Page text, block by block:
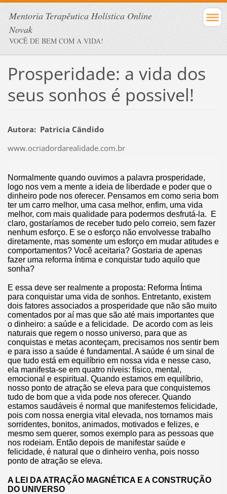
Mentoria Terapêutica Holística Online
Novak
VOCÊ DE BEM COM A VIDA!
Prosperidade: a vida dos
seus sonhos é possivel!
Autora: Patricia Cândido
www.ocriadordarealidade.com.br
Normalmente quando ouvimos a palavra prosperidade,
logo nos vem a mente a ideia de liberdade e poder que o
dinheiro pode nos oferecer. Pensamos em como seria bom
ter um carro melhor, uma casa melhor, enfim, uma vida
melhor, com mais qualidade para podermos desfrutá-la. E
claro, gostaríamos de receber tudo pelo correio, sem fazer
nenhum esforço. E se o esforço não envolvesse trabalho
diretamente, mas somente um esforço em mudar atitudes e
comportamentos? Você aceitaria? Gostaria de apenas
fazer uma reforma íntima e conquistar tudo aquilo que
sonha?
E essa deve ser realmente a proposta: Reforma Íntima
para conquistar uma vida de sonhos. Entretanto, existem
dois fatores associados a prosperidade que não são muito
comentados por aí mas que são até mais importantes que
o dinheiro: a saúde e a felicidade. De acordo com as leis
naturais que regem o nosso universo, para que as
conquistas e metas aconteçam, precisamos nos sentir bem
e para isso a saúde é fundamental. A saúde é um sinal de
que tudo está em equilíbrio em nossa vida e nesse caso,
ela manifesta-se em quatro níveis: físico, mental,
emocional e espiritual. Quando estamos em equilíbrio,
nosso ponto de atração se eleva para que conquistemos
tudo de bom que a vida pode nos oferecer. Quando
estamos saudáveis é normal que manifestemos felicidade,
pois com nossa energia vital elevada, nos tornamos mais
sorridentes, bonitos, animados, motivados e felizes, e
mesmo sem querer, somos exemplo para as pessoas que
nos rodeiam. Então depois de manifestar saúde e
felicidade, é natural que o dinheiro venha, pois nosso
ponto de atração se eleva.
A LEI DA ATRAÇÃO MAGNÉTICA E A CONSTRUÇÃO
DO UNIVERSO